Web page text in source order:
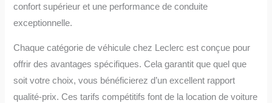
confort supérieur et une performance de conduite
exceptionnelle.
Chaque catégorie de véhicule chez Leclerc est conçue pour
offrir des avantages spécifiques. Cela garantit que quel que
soit votre choix, vous bénéficierez d’un excellent rapport
qualité-prix. Ces tarifs compétitifs font de la location de voiture